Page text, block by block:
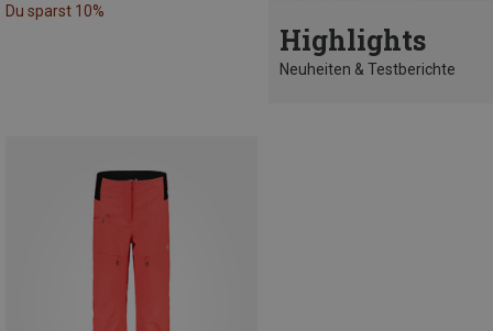
Du sparst 10%
Highlights
Neuheiten & Testberichte